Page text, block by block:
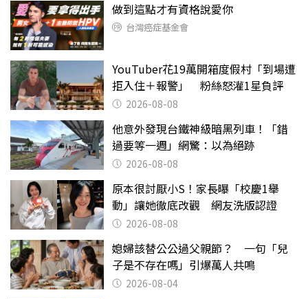
做到這點才有資格說愛你
台灣癌症基金會
YouTuber花19萬開箱度假村「到場遭
拒入住＋報警」 粉絲怒灌1星負評
2026-08-08
他意外發現台鐵神級暗黑列車！「錯
過要等一週」網驚：以為絕跡
2026-08-08
原本很討厭小S！家長曝「校慶1舉
動」讓她徹底改觀 網友洗版認證
2026-08-08
媳婦該替公公過父親節？ 一句「兒
子是不存在嗎」引爆萬人共鳴
2026-08-04